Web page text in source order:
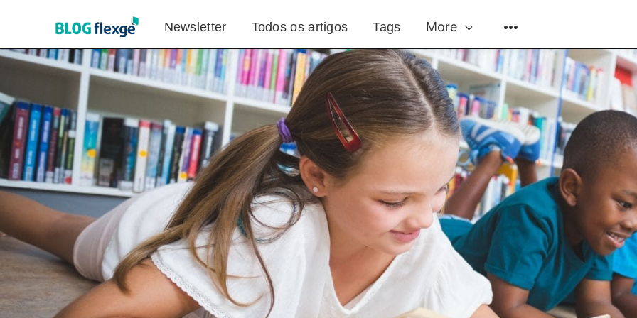
Newsletter Todos os artigos Tags More